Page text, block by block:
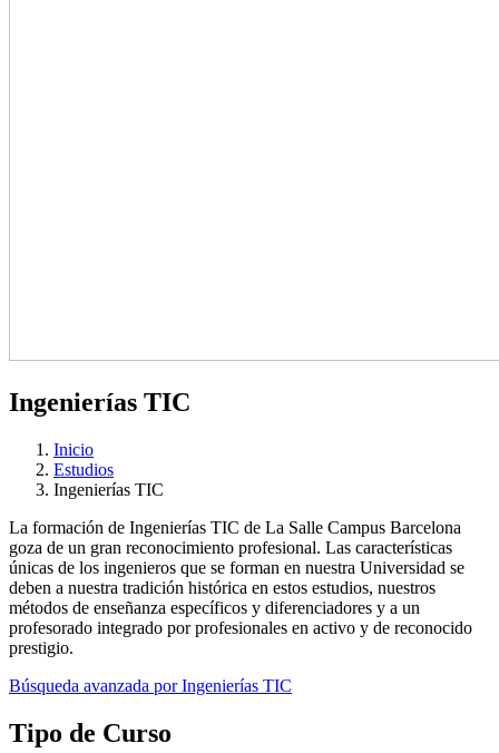
Ingenierías TIC
Inicio
Estudios
Ingenierías TIC
La formación de Ingenierías TIC de La Salle Campus Barcelona
goza de un gran reconocimiento profesional. Las características
únicas de los ingenieros que se forman en nuestra Universidad se
deben a nuestra tradición histórica en estos estudios, nuestros
métodos de enseñanza específicos y diferenciadores y a un
profesorado integrado por profesionales en activo y de reconocido
prestigio.
Búsqueda avanzada por Ingenierías TIC
Tipo de Curso